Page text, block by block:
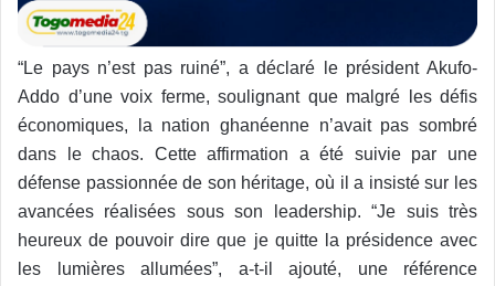
“Le pays n’est pas ruiné”, a déclaré le président Akufo-
Addo d’une voix ferme, soulignant que malgré les défis
économiques, la nation ghanéenne n’avait pas sombré
dans le chaos. Cette affirmation a été suivie par une
défense passionnée de son héritage, où il a insisté sur les
avancées réalisées sous son leadership. “Je suis très
heureux de pouvoir dire que je quitte la présidence avec
les lumières allumées”, a-t-il ajouté, une référence